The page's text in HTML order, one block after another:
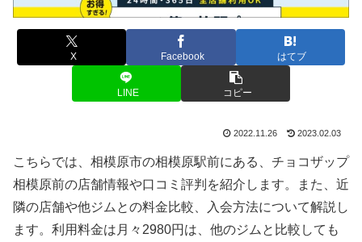
X Facebook はてブ
LINE コピー
2022.11.26 2023.02.03
こちらでは、相模原市の相模原駅前にある、チョコザップ
相模原前の店舗情報や口コミ評判を紹介します。また、近
隣の店舗や他ジムとの料金比較、入会方法について解説し
ます。利用料金は月々2980円は、他のジムと比較しても